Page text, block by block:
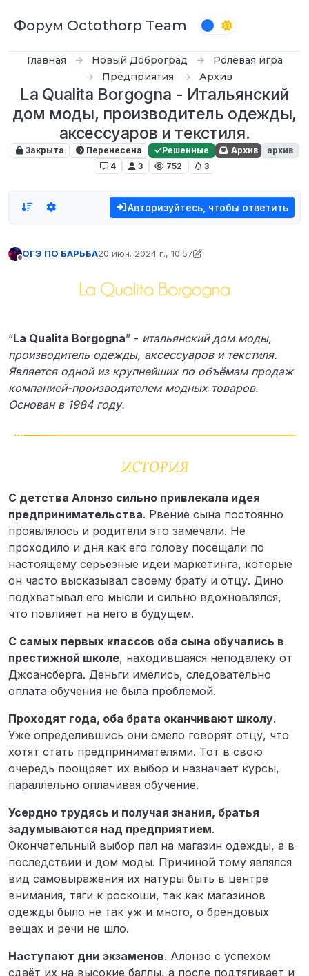
Форум Octothorp Team
Главная Новый Доброград
Ролевая игра
Предприятия
Архив
La Qualita Borgogna - Итальянский
дом моды, производитель одежды,
аксессуаров и текстиля.
Закрыта Перенесена Решенные Архив
архив
4
3 752 3
Авторизуйтесь, чтобы ответить
ОГЭ ПО БАРЬБА20 июн. 2024 г., 10:57
отредактировано witterel
“La Qualita Borgogna” - итальянский дом моды,
производитель одежды, аксессуаров и текстиля.
Является одной из крупнейших по объёмам продаж
компанией-производителем модных товаров.
Основан в 1984 году.
С детства Алонзо сильно привлекала идея
предпринимательства. Рвение сына постоянно
проявлялось и родители это замечали. Не
проходило и дня как его голову посещали по
настоящему серьёзные идеи маркетинга, которые
он часто высказывал своему брату и отцу. Дино
подхватывал его мысли и сильно вдохновлялся,
что повлияет на него в будущем.
С самых первых классов оба сына обучались в
престижной школе, находившаяся неподалёку от
Джоансберга. Деньги имелись, следовательно
оплата обучения не была проблемой.
Проходят года, оба брата оканчивают школу.
Уже определившись они смело говорят отцу, что
хотят стать предпринимателями. Тот в свою
очередь поощряет их выбор и назначает курсы,
параллельно оплачивая обучение.
Усердно трудясь и получая знания, братья
задумываются над предприятием.
Окончательный выбор пал на магазин одежды, а в
последствии и дом моды. Причиной тому являлся
вид самовыражения их натуры быть в центре
внимания, тяги к роскоши, так как магазинов
одежды было не так уж и много, о брендовых
вещах и речи не шло.
Наступают дни экзаменов. Алонзо с успехом
сдаёт их на высокие баллы, а после подтягивает и